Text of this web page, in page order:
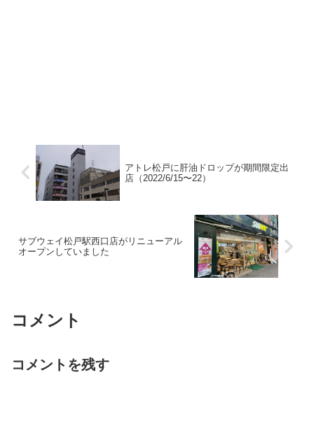
アトレ松戸に肝油ドロップが期間限定出
店（2022/6/15〜22）
サブウェイ松戸駅西口店がリニューアル
オープンしていました
コメント
コメントを残す